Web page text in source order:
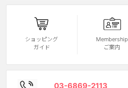
EYEしてる
総合掲示板
カスタマーサービス
ショッピング
ガイド
Membership
ご案内
03-6869-2113